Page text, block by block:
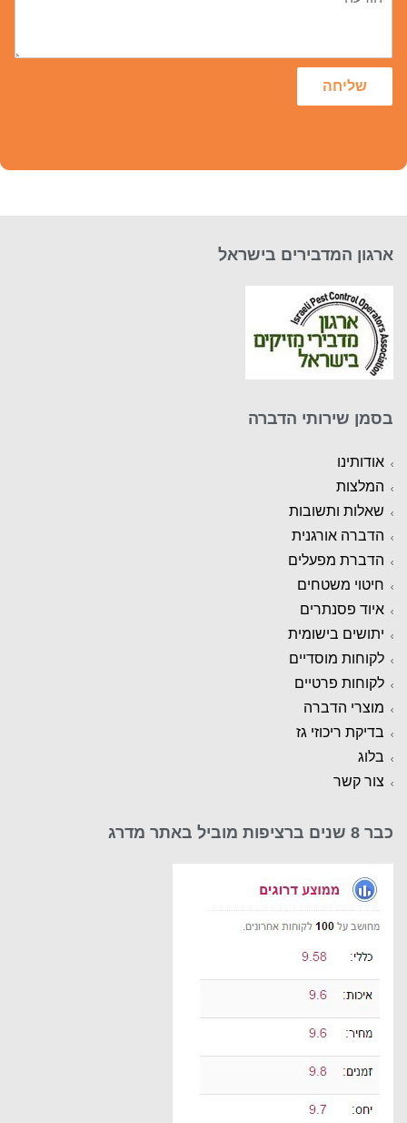
שליחה
ארגון המדבירים בישראל
בסמן שירותי הדברה
אודותינו
המלצות
שאלות ותשובות
הדברה אורגנית
הדברת מפעלים
חיטוי משטחים
איוד פסנתרים
יתושים בישומית
לקוחות מוסדיים
לקוחות פרטיים
מוצרי הדברה
בדיקת ריכוזי גז
בלוג
צור קשר
כבר 8 שנים ברציפות מוביל באתר מדרג